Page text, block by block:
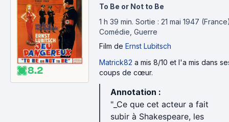
8.2
To Be or Not to Be
1 h 39 min. Sortie : 21 mai 1947
Comédie, Guerre
Film de Ernst Lubitsch
Matrick82 a mis 8/10 et l'a mis dans
coups de cœur.
Annotation :
"_Ce que cet acteur a fait
subir à Shakespeare, les